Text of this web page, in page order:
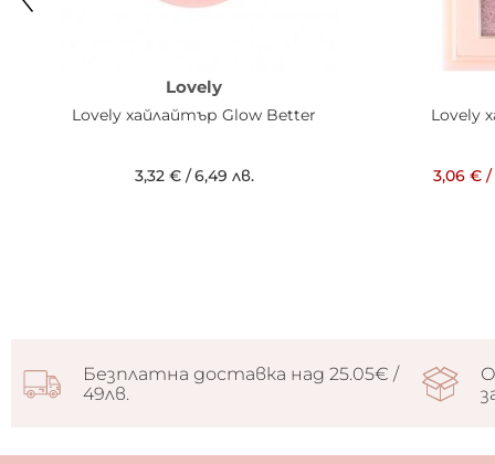
Lovely
Lovely хайлайтър Glow Better
3,32 €/6,49 лв.
Lovely
3,06 €/
Безплатна доставка над 25.05€ /
49лв.